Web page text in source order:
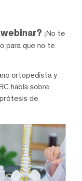
¡No te
para que no te
ortopedista y
habla sobre
de